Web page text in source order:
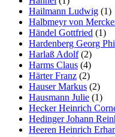
Hailmann Ludwig (1)
Halbmeyr von
Händel Gottfried (1)
Hardenberg Georg
Harlaß Adolf(2)
Harms Claus (4)
Härter Franz (2)
Hauser Markus (2)
Hausmann Julie (1)
Hecker Heinrich
Hedinger Johann
Heeren Heinrich